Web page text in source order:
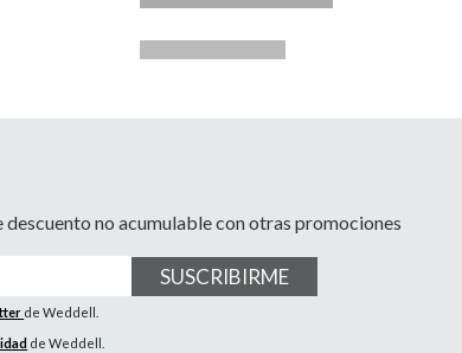
no acumulable con otras promociones
SUSCRIBIRME
de Weddell.
de Weddell.